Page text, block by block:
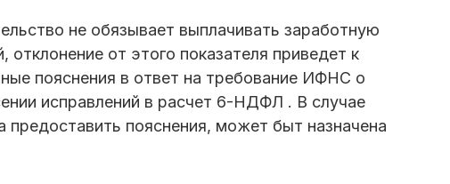
не обязывает выплачивать заработную
отклонение от этого показателя приведет к
пояснения в ответ на требование ИФНС о
исправлений в расчет 6-НДФЛ . В случае
предоставить пояснения, может быт назначена